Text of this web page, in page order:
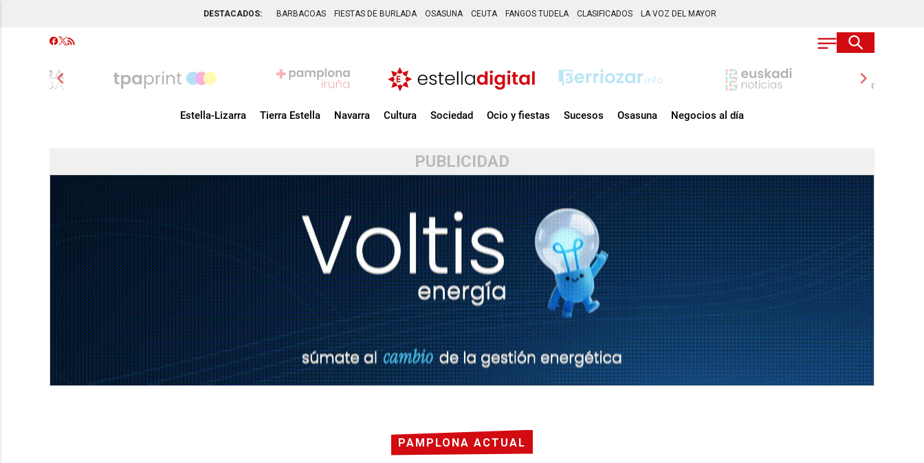
DESTACADOS: BARBACOAS FIESTAS DE BURLADA OSASUNA CEUTA FANGOS TUDELA CLASIFICADOS LA VOZ DEL MAYOR
chevron_left chevron_right
Estella-Lizarra Tierra Estella Navarra Cultura Sociedad Ocio y fiestas Sucesos Osasuna Negocios al día
PUBLICIDAD
PAMPLONA ACTUAL